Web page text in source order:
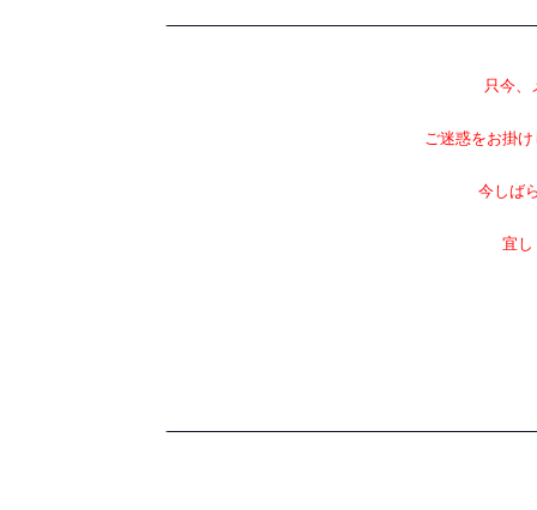
只今、
ご迷惑をお掛
今しば
宜し